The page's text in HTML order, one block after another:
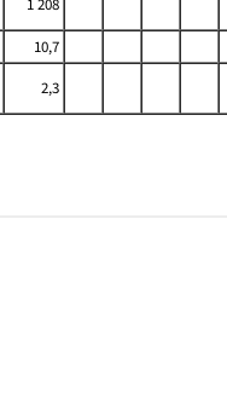
10,7
2,3